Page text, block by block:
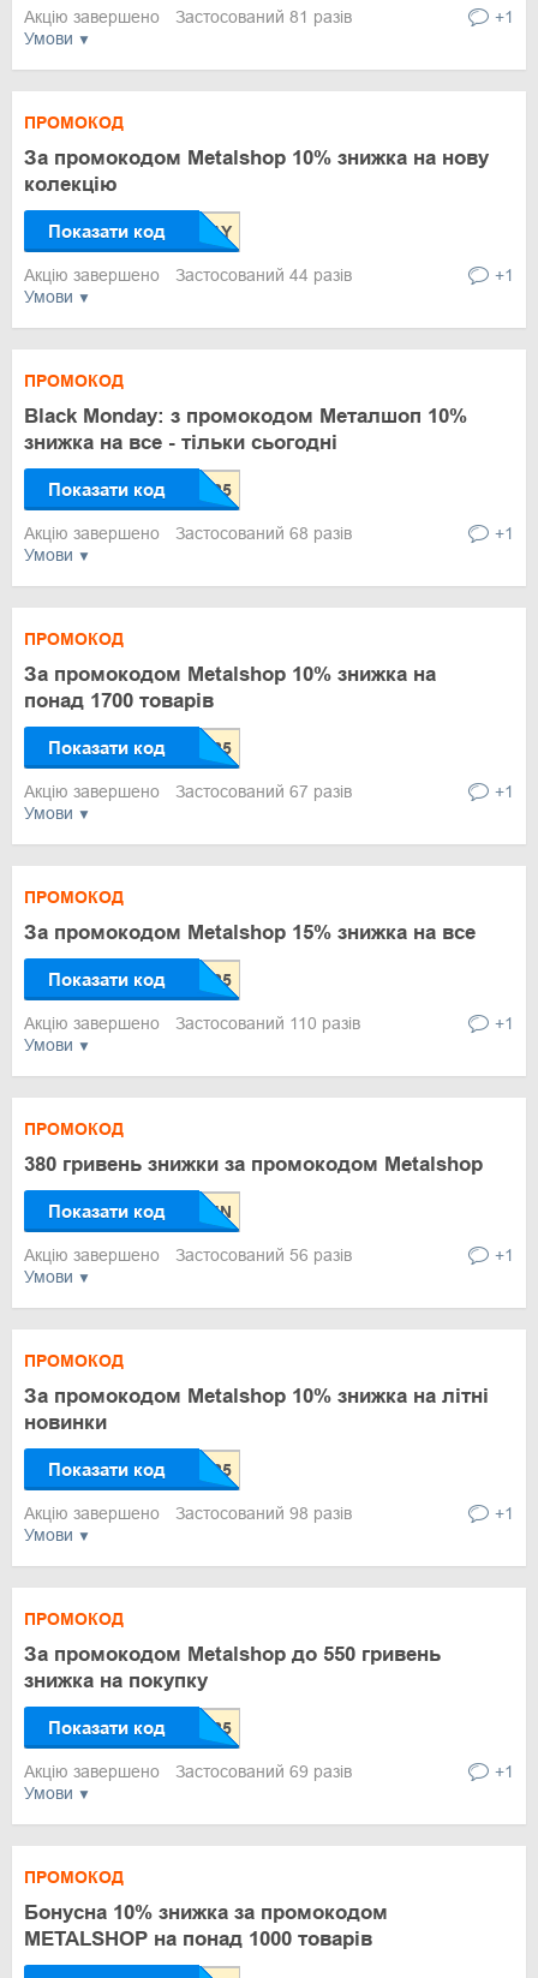
Умови
Акцію завершено Застосований 81 разів +1
Умови
ПРОМОКОД
За промокодом Metalshop 10% знижка на нову
колекцію
Показати код
Акцію завершено Застосований 44 разів +1
Умови
ПРОМОКОД
Black Monday: з промокодом Металшоп 10%
знижка на все - тільки сьогодні
Показати код
Акцію завершено Застосований 68 разів +1
Умови
ПРОМОКОД
За промокодом Metalshop 10% знижка на
понад 1700 товарів
Показати код
Акцію завершено Застосований 67 разів +1
Умови
ПРОМОКОД
За промокодом Metalshop 15% знижка на все
Показати код
Акцію завершено Застосований 110 разів +1
Умови
ПРОМОКОД
380 гривень знижки за промокодом Metalshop
Показати код
Акцію завершено Застосований 56 разів +1
Умови
ПРОМОКОД
За промокодом Metalshop 10% знижка на літні
новинки
Показати код
Акцію завершено Застосований 98 разів +1
Умови
ПРОМОКОД
За промокодом Metalshop до 550 гривень
знижка на покупку
Показати код
Акцію завершено Застосований 69 разів +1
ПРОМОКОД
Бонусна 10% знижка за промокодом
METALSHOP на понад 1000 товарів